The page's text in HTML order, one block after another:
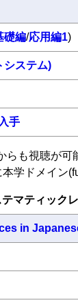
礎編/応用編1)
システム)
手
らも視聴が可
学ドメイン
マティック
in